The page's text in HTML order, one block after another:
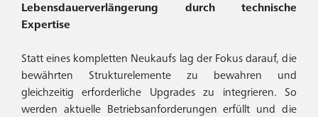
Lebensdauerverlängerung durch technische
Expertise
Statt eines kompletten Neukaufs lag der Fokus darauf, die
bewährten Strukturelemente zu bewahren und
gleichzeitig erforderliche Upgrades zu integrieren. So
werden aktuelle Betriebsanforderungen erfüllt und die